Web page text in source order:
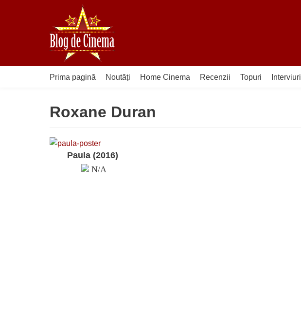
Prima pagină Noutăți Home Cinema Recenzii Topuri Interviuri
Roxane Duran
Paula (2016)
N/A